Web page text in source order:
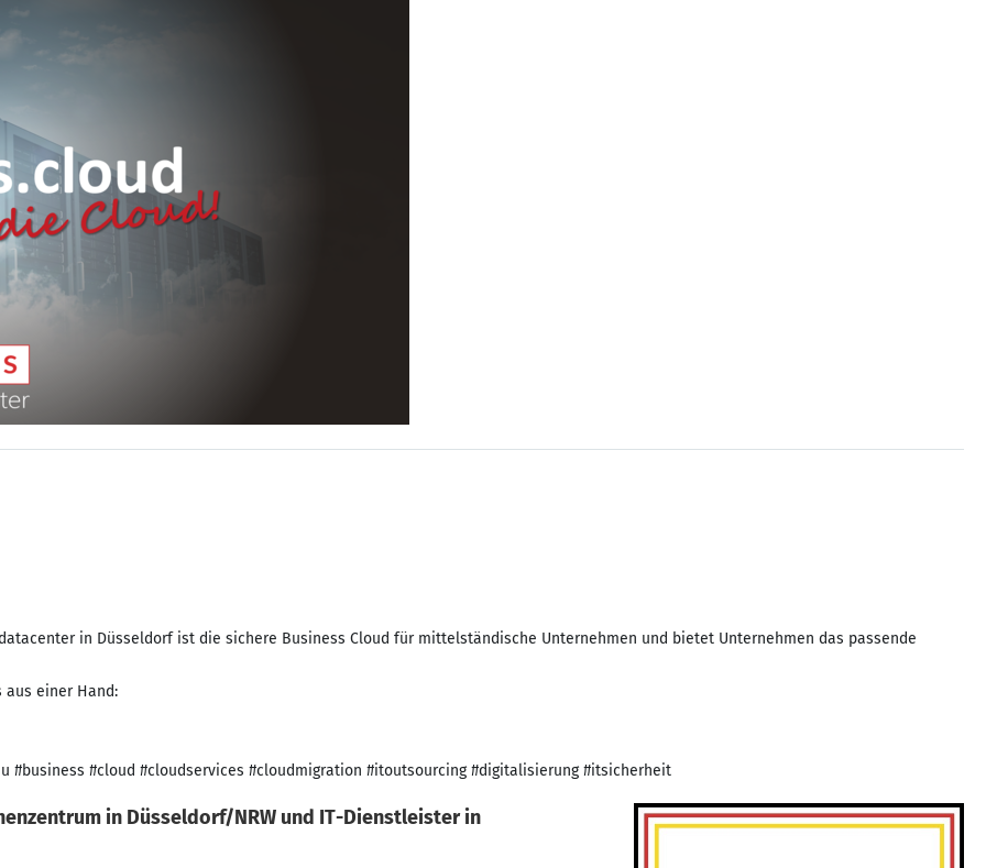
ucs datacenter in Düsseldorf ist die sichere Business Cloud für mittelständische Unternehmen und bietet Unternehmen das passende
#business #cloud #cloudservices #cloudmigration #itoutsourcing #digitalisierung #itsicherheit
in Düsseldorf/NRW und IT-Dienstleister in